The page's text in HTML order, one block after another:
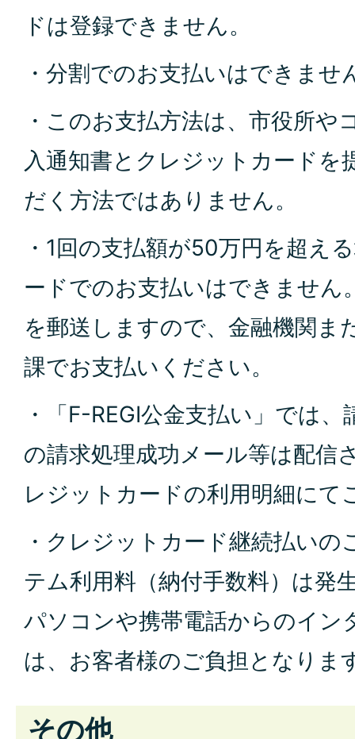
ドは登録できま せん。
・分割でのお支払いはできませ
・このお支払方法は、市役所や
入通知書とクレジットカードを
だく方法ではありません。
・1回の支払額が50万円を超え
ードでのお支払いはできません
を郵送しますので、金融機関ま
課でお支払いください。
・「F-REGI公金支払い」では、
の請求処理成功メール等は配信
レジットカードの利 用明細にて
・クレジットカード継続払いの
テム利用料（納付手数料）は発
パソコンや携帯電話からのイン
は、お客者様のご負担となりま
その他